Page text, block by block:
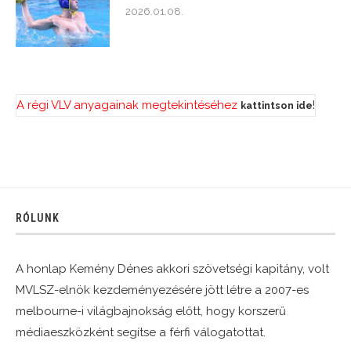
2026.01.08.
A régi VLV anyagainak megtekintéséhez kattintson ide!
RÓLUNK
A honlap Kemény Dénes akkori szövetségi kapitány, volt
MVLSZ-elnök kezdeményezésére jött létre a 2007-es
melbourne-i világbajnokság előtt, hogy korszerű
médiaeszközként segítse a férfi válogatottat.